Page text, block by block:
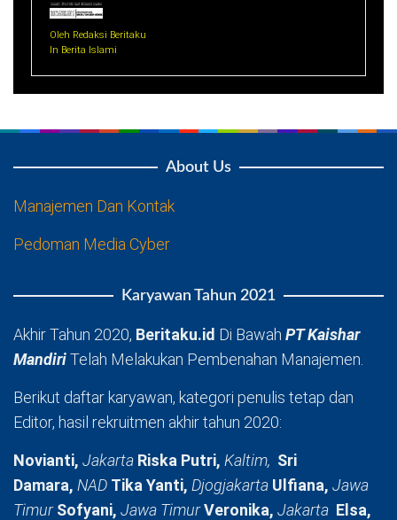
Oleh Redaksi Beritaku
In Berita Islami
About Us
Manajemen Dan Kontak
Pedoman Media Cyber
Karyawan Tahun 2021
Akhir Tahun 2020, Beritaku.id Di Bawah PT Kaishar
MandiriTelah Melakukan Pembenahan Manajemen.
Berikut daftar karyawan, kategori penulis tetap dan
Editor, hasil rekruitmen akhir tahun 2020:
Novianti, Jakarta Riska Putri, Kaltim, Sri
Damara, NAD Tika Yanti, Djogjakarta Ulfiana, Jawa
TimurSofyani, Jawa TimurVeronika, Jakarta Elsa,